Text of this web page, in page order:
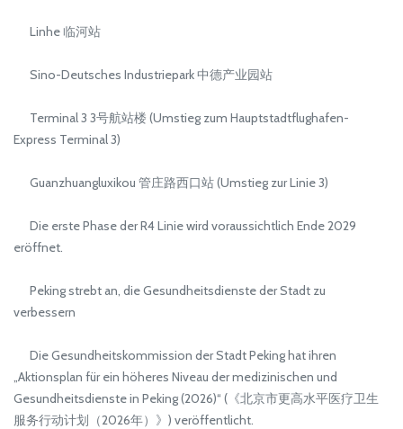
Linhe 临河站
Sino-Deutsches Industriepark 中德产业园站
Terminal 3 3号航站楼 (Umstieg zum Hauptstadtflughafen-
Express Terminal 3)
Guanzhuangluxikou 管庄路西口站 (Umstieg zur Linie 3)
Die erste Phase der R4 Linie wird voraussichtlich Ende 2029
eröffnet.
Peking strebt an, die Gesundheitsdienste der Stadt zu
verbessern
Die Gesundheitskommission der Stadt Peking hat ihren
„Aktionsplan für ein höheres Niveau der medizinischen und
Gesundheitsdienste in Peking (2026)“ (《北京市更高水平医疗卫生
服务行动计划（2026年）》) veröffentlicht.